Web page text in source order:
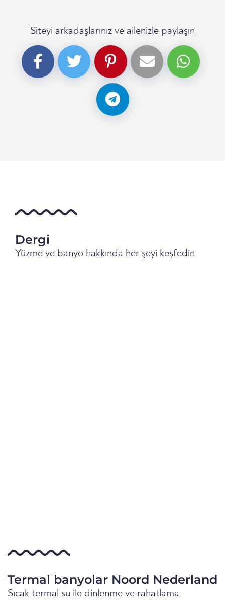
Siteyi arkadaşlarınız ve ailenizle paylaşın
Dergi
Yüzme ve banyo hakkında her şeyi keşfedin
Termal banyolar Noord Nederland
Sıcak termal su ile dinlenme ve rahatlama